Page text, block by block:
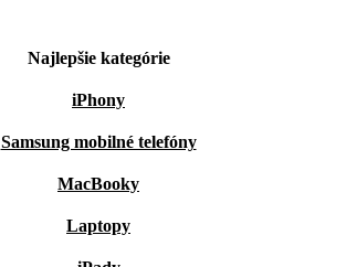
Najlepšie kategórie
iPhony
Samsung mobilné telefóny
MacBooky
Laptopy